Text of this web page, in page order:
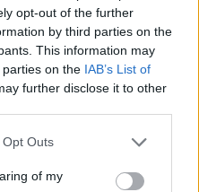
opt-out of the further
by third parties on the
This information may
on the IAB’s List of
further disclose it to other
Outs
of my
GROUP στη Fractal
αμυντικών